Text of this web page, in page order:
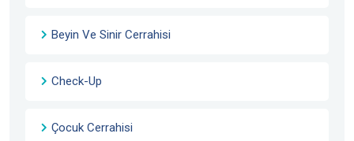
Beyin Ve Sinir Cerrahisi
Check-Up
Çocuk Cerrahisi